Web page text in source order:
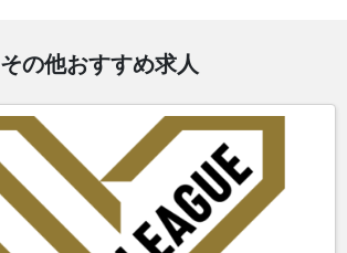
その他おすすめ求人